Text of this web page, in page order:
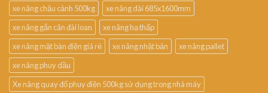
xe nâng chậu cảnh 500kg
xe nâng dài 685x1600mm
xe nâng gắn cân đài loan
xe nâng hạ thấp
xe nâng mặt bàn điện giá rẻ
xe nâng nhật bản
xe nâng pallet
xe nâng phuy dầu
Xe nâng quay đổ phuy điện 500kg sử dụng trong nhà máy